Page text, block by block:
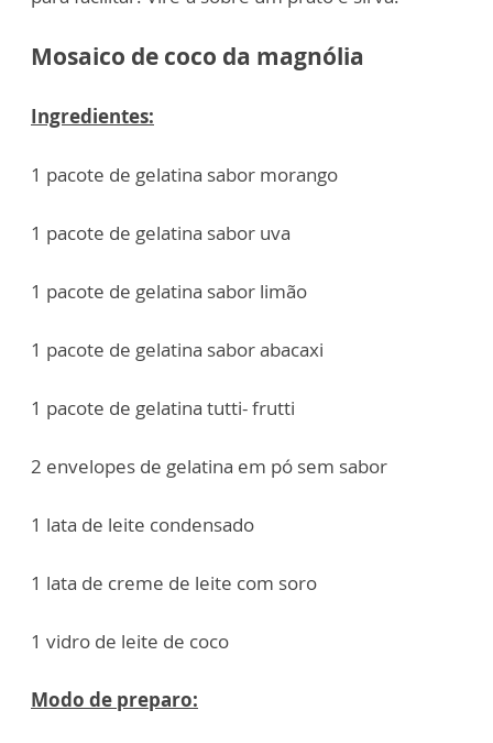
Mosaico de coco da magnólia
Ingredientes:
1 pacote de gelatina sabor morango
1 pacote de gelatina sabor uva
1 pacote de gelatina sabor limão
1 pacote de gelatina sabor abacaxi
1 pacote de gelatina tutti- frutti
2 envelopes de gelatina em pó sem sabor
1 lata de leite condensado
1 lata de creme de leite com soro
1 vidro de leite de coco
Modo de preparo: